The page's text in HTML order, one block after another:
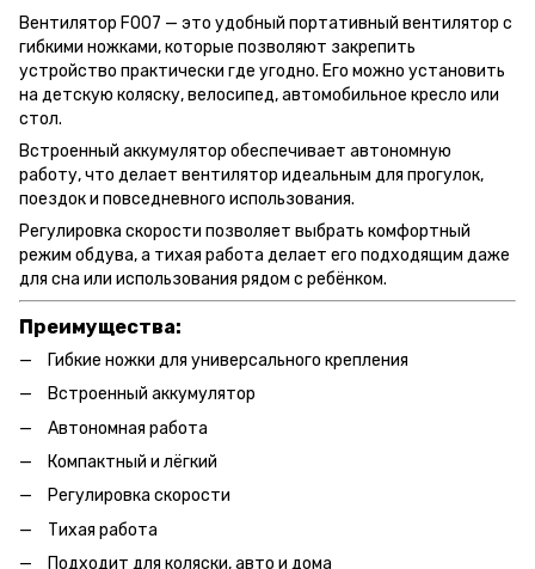
Вентилятор F007 — это удобный портативный вентилятор с
гибкими ножками, которые позволяют закрепить
устройство практически где угодно. Его можно установить
на детскую коляску, велосипед, автомобильное кресло или
стол.
Встроенный аккумулятор обеспечивает автономную
работу, что делает вентилятор идеальным для прогулок,
поездок и повседневного использования.
Регулировка скорости позволяет выбрать комфортный
режим обдува, а тихая работа делает его подходящим даже
для сна или использования рядом с ребёнком.
Преимущества:
Гибкие ножки для универсального крепления
Встроенный аккумулятор
Автономная работа
Компактный и лёгкий
Регулировка скорости
Тихая работа
Подходит для коляски, авто и дома